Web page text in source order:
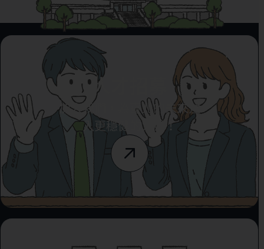
人才招募
加入我們，為臺北的未來注
入更穩健的力量！